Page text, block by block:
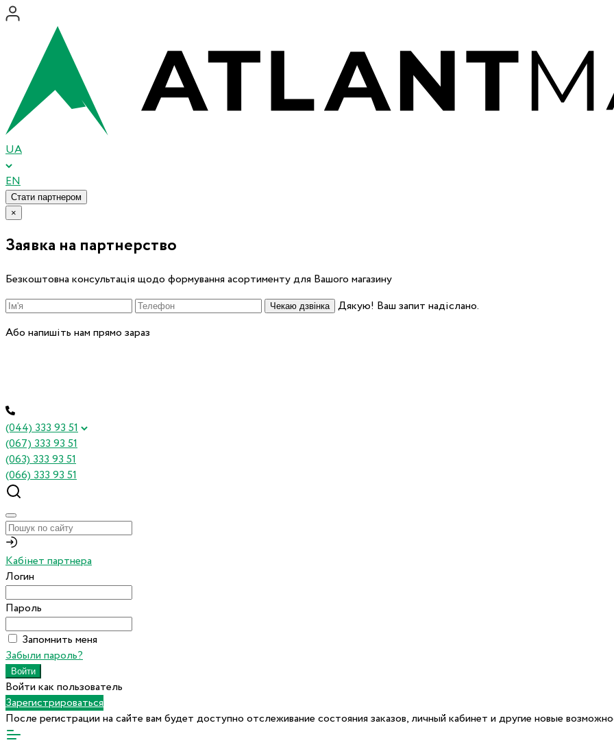
UA
EN
Стати партнером
×
Заявка на партнерство
Безкоштовна консультація щодо формування асортименту для Вашого магазину
Чекаю дзвінка
Дякую! Ваш запит надіслано.
Або напишіть нам прямо зараз
(044) 333 93 51
(067) 333 93 51
(063) 333 93 51
(066) 333 93 51
Кабінет партнера
Логин
Пароль
Запомнить меня
Забыли пароль?
Войти как пользователь
Зарегистрироваться
После регистрации на сайте вам будет доступно отслеживание состояния заказов, личный кабинет и другие новые